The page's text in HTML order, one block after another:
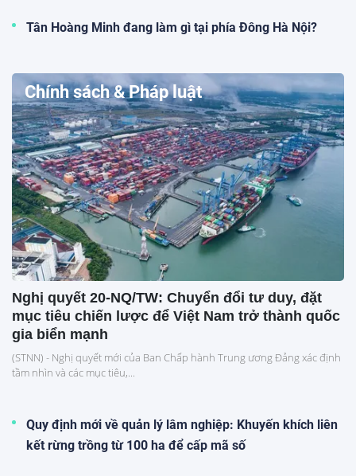
Tân Hoàng Minh đang làm gì tại phía Đông Hà Nội?
Chính sách & Pháp luật
Nghị quyết 20-NQ/TW: Chuyển đổi tư duy, đặt
mục tiêu chiến lược để Việt Nam trở thành quốc
gia biển mạnh
(STNN) - Nghị quyết mới của Ban Chấp hành Trung ương Đảng xác định
tầm nhìn và các mục tiêu,...
Quy định mới về quản lý lâm nghiệp: Khuyến khích liên
kết rừng trồng từ 100 ha để cấp mã số